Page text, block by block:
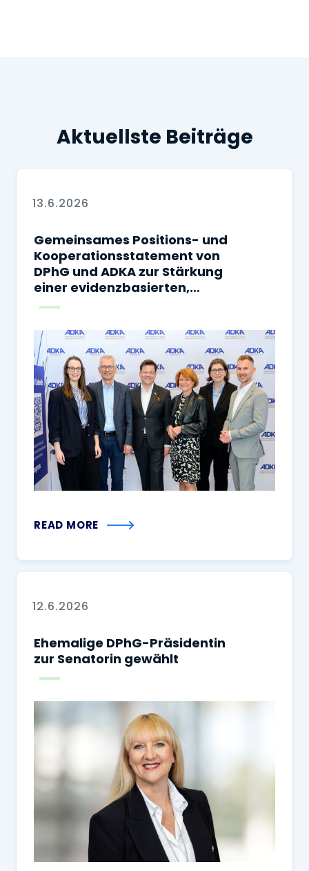
Aktuellste Beiträge
13.6.2026
Gemeinsames Positions- und
Kooperationsstatement von
DPhG und ADKA zur Stärkung
einer evidenzbasierten,
sicheren und
Arzneimitteltherapie
READ MORE
12.6.2026
Ehemalige DPhG-Präsidentin
zur Senatorin gewählt